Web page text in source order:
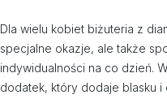
Dla wielu kobiet biżuteria z
specjalne okazje, ale także
indywidualności na co dzień.
dodatek, który dodaje blasku i